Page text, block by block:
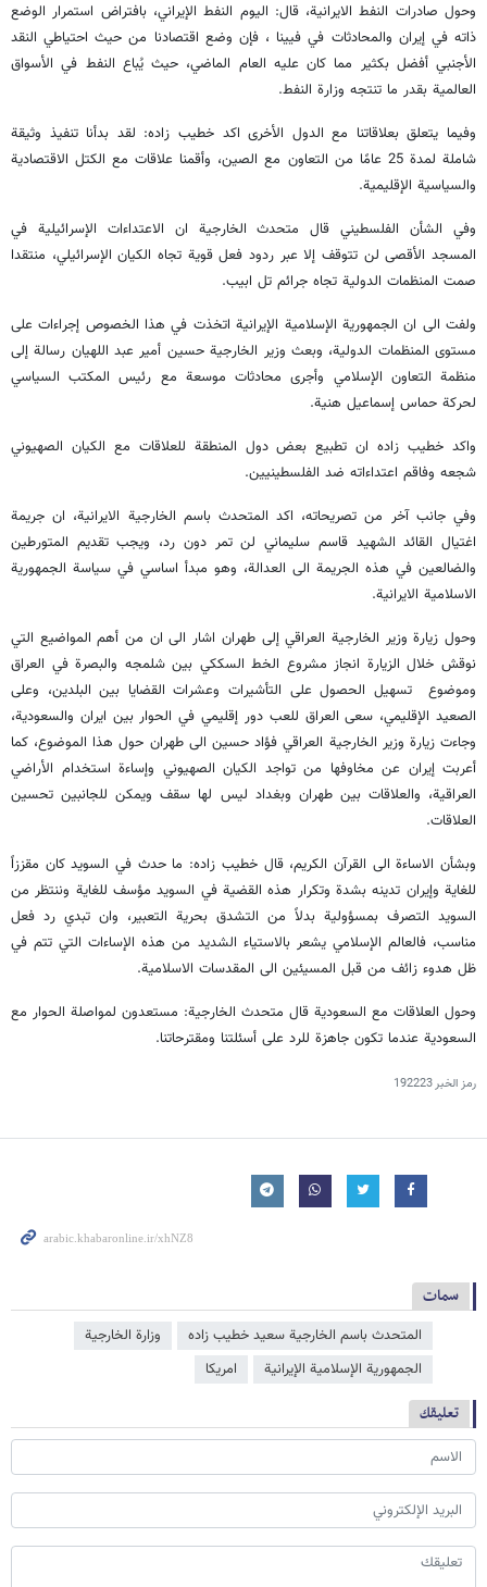
وحول صادرات النفط الايرانية، قال: اليوم النفط الإيراني، بافتراض استمرار الوضع
ذاته في إيران والمحادثات في فيينا ، فإن وضع اقتصادنا من حيث احتياطي النقد
الأجنبي أفضل بكثير مما كان عليه العام الماضي، حيث يُباع النفط في الأسواق
العالمية بقدر ما تنتجه وزارة النفط.
وفيما يتعلق بعلاقاتنا مع الدول الأخرى اكد خطيب زاده: لقد بدأنا تنفيذ وثيقة
شاملة لمدة 25 عامًا من التعاون مع الصين، وأقمنا علاقات مع الكتل الاقتصادية
والسياسية الإقليمية.
وفي الشأن الفلسطيني قال متحدث الخارجية ان الاعتداءات الإسرائيلية في
المسجد الأقصى لن تتوقف إلا عبر ردود فعل قوية تجاه الكيان الإسرائيلي، منتقدا
صمت المنظمات الدولية تجاه جرائم تل ابيب.
ولفت الى ان الجمهورية الإسلامية الإيرانية اتخذت في هذا الخصوص إجراءات على
مستوى المنظمات الدولية، وبعث وزير الخارجية حسين أمير عبد اللهيان رسالة إلى
منظمة التعاون الإسلامي وأجرى محادثات موسعة مع رئيس المكتب السياسي
لحركة حماس إسماعيل هنية.
واكد خطيب زاده ان تطبيع بعض دول المنطقة للعلاقات مع الكيان الصهيوني
شجعه وفاقم اعتداءاته ضد الفلسطينيين.
وفي جانب آخر من تصريحاته، اكد المتحدث باسم الخارجية الايرانية، ان جريمة
اغتيال القائد الشهيد قاسم سليماني لن تمر دون رد، ويجب تقديم المتورطين
والضالعين في هذه الجريمة الى العدالة، وهو مبدأ اساسي في سياسة الجمهورية
الاسلامية الايرانية.
وحول زيارة وزير الخارجية العراقي إلى طهران اشار الى ان من أهم المواضيع التي
نوقش خلال الزيارة انجاز مشروع الخط السككي بين شلمجه والبصرة في العراق
وموضوع تسهيل الحصول على التأشيرات وعشرات القضايا بين البلدين، وعلى
الصعيد الإقليمي، سعى العراق للعب دور إقليمي في الحوار بين ايران والسعودية،
وجاءت زيارة وزير الخارجية العراقي فؤاد حسين الى طهران حول هذا الموضوع، كما
أعربت إيران عن مخاوفها من تواجد الكيان الصهيوني وإساءة استخدام الأراضي
العراقية، والعلاقات بين طهران وبغداد ليس لها سقف ويمكن للجانبين تحسين
العلاقات.
وبشأن الاساءة الى القرآن الكريم، قال خطيب زاده: ما حدث في السويد كان مقززاً
للغاية وإيران تدينه بشدة وتكرار هذه القضية في السويد مؤسف للغاية وننتظر من
السويد التصرف بمسؤولية بدلاً من التشدق بحرية التعبير، وان تبدي رد فعل
مناسب، فالعالم الإسلامي يشعر بالاستياء الشديد من هذه الإساءات التي تتم في
ظل هدوء زائف من قبل المسيئين الى المقدسات الاسلامية.
وحول العلاقات مع السعودية قال متحدث الخارجية: مستعدون لمواصلة الحوار مع
السعودية عندما تكون جاهزة للرد على أسئلتنا ومقترحاتنا.
رمز الخبر192223
سمات
المتحدث باسم الخارجية سعيد خطيب زاده
وزارة الخارجية
الجمهورية الإسلامية الإيرانية
امریکا
تعليقك